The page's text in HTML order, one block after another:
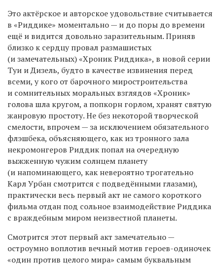
Это актёрское и авторское удовольствие считывается
в «Риддике» моментально — и до поры до времени
ещё и видится довольно заразительным. Приняв
близко к сердцу провал размашистых
(и замечательных) «Хроник Риддика», в новой серии
Туи и Дизель, будто в качестве извинения перед
всеми, у кого от барочного миростроительства
и сомнительных моральных взглядов «Хроник»
голова шла кругом, а попкорн горлом, хранят святую
жанровую простоту. Не без некоторой творческой
смелости, впрочем — за исключением обязательного
флэшбека, объясняющего, как из тронного зала
некромонгеров Риддик попал на очередную
выжженную чужим солнцем планету
(и напоминающего, как невероятно трогательно
Карл Урбан смотрится с подведёнными глазами),
практически весь первый акт не самого короткого
фильма отдан под сольное взаимодействие Риддика
с враждебным миром неизвестной планеты.
Смотрится этот первый акт замечательно —
остроумно воплотив вечный мотив героев-одиночек
«один против целого мира» самым буквальным